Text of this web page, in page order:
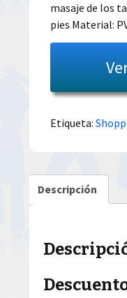
masaje de los
pies Material:
Etiqueta:
Descripción